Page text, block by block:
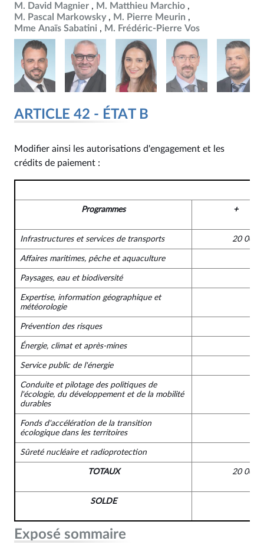
M. David Magnier
M. Matthieu Marchio
M. Pascal Markowsky
M. Pierre Meurin
Mme Anaïs Sabatini
M. Frédéric-Pierre Vos
ARTICLE 42 - ÉTAT B
Modifier ainsi les autorisations d'engagement et les
crédits de paiement :
Programmes +
Infrastructures et services de transports 20 000
Affaires maritimes, pêche et aquaculture
Paysages, eau et biodiversité
Expertise, information géographique et
météorologie
Prévention des risques
Énergie, climat et après-mines
Service public de l'énergie
Conduite et pilotage des politiques de
l'écologie, du développement et de la mobilité
durables
Fonds d'accélération de la transition
écologique dans les territoires
Sûreté nucléaire et radioprotection
TOTAUX 20 000
SOLDE
Exposé sommaire